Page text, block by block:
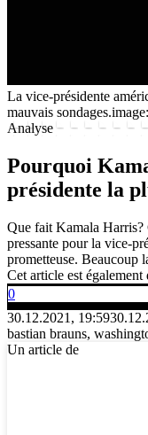
La vice-présidente
mauvais sondages.
Analyse
Pourquoi
présidente la
Que fait Kamala Harris?
pressante pour la vice-
prometteuse. Beaucoup
Cet article est
0
30.12.2021, 19:59
bastian brauns,
Un article de